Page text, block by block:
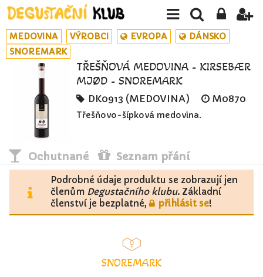
MEDOVINA VÝROBCI EVROPA
DÁNSKO
SNOREMARK
TŘEŠŇOVÁ MEDOVINA - KIRSEBÆR
MJØD - SNOREMARK
DK0913 (MEDOVINA) M0870
Třešňovo-šípková medovina.
Ochutnané Seznam přání
Podrobné údaje produktu se zobrazují jen
členům Degustačního klubu. Základní
členství je bezplatné,
přihlásit se!
SNOREMARK